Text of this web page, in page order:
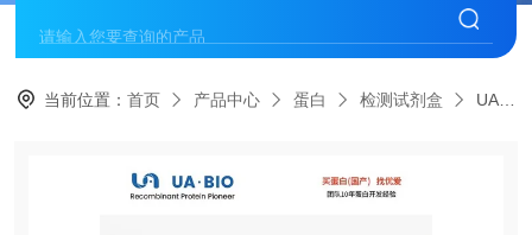
当前位置：首页 产品中心 蛋白 检测试剂盒 UA079014UA-Glo 细胞活力检测2.0试剂盒